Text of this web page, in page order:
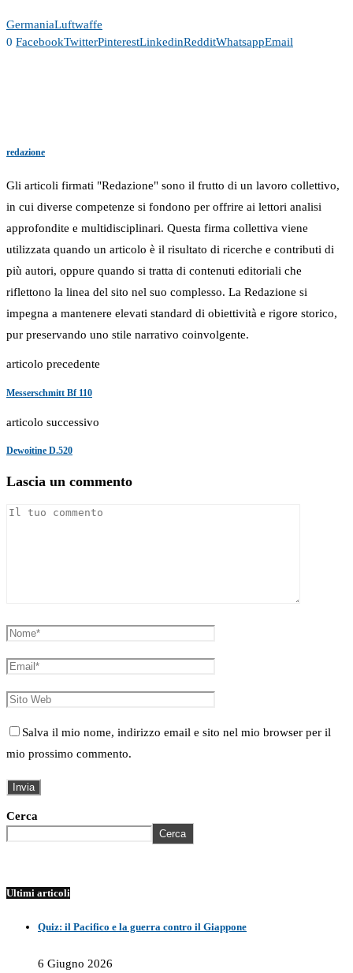
GermaniaLuftwaffe
0 FacebookTwitterPinterestLinkedinRedditWhatsappEmail
redazione
Gli articoli firmati "Redazione" sono il frutto di un lavoro collettivo,
in cui diverse competenze si fondono per offrire ai lettori analisi
approfondite e multidisciplinari. Questa firma collettiva viene
utilizzata quando un articolo è il risultato di ricerche e contributi di
più autori, oppure quando si tratta di contenuti editoriali che
riflettono la linea del sito nel suo complesso. La Redazione si
impegna a mantenere elevati standard di obiettività e rigore storico,
pur preservando uno stile narrativo coinvolgente.
articolo precedente
Messerschmitt Bf 110
articolo successivo
Dewoitine D.520
Lascia un commento
Salva il mio nome, indirizzo email e sito nel mio browser per il
mio prossimo commento.
Cerca
Cerca
Ultimi articoli
Quiz: il Pacifico e la guerra contro il Giappone
6 Giugno 2026